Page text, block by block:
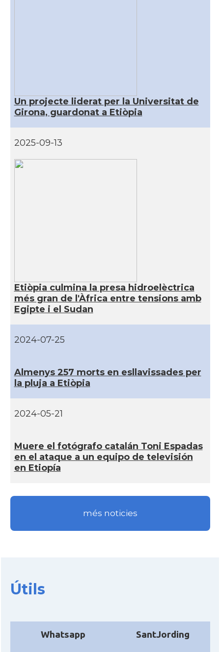
Un projecte liderat per la Universitat de
Girona, guardonat a Etiòpia
2025-09-13
Etiòpia culmina la presa hidroelèctrica
més gran de l'Àfrica entre tensions amb
Egipte i el Sudan
2024-07-25
Almenys 257 morts en esllavissades per
la pluja a Etiòpia
2024-05-21
Muere el fotógrafo catalán Toni Espadas
en el ataque a un equipo de televisión
en Etiopí­a
més noticies
Útils
Whatsapp SantJording